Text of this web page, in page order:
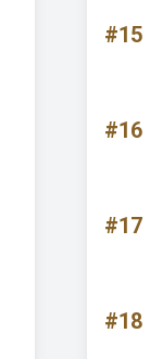
#15
#16
#17
#18